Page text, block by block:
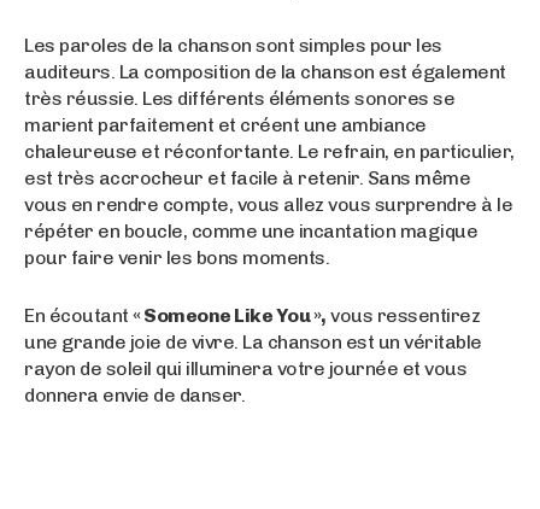
Les paroles de la chanson sont simples pour les
auditeurs. La composition de la chanson est également
très réussie. Les différents éléments sonores se
marient parfaitement et créent une ambiance
chaleureuse et réconfortante. Le refrain, en particulier,
est très accrocheur et facile à retenir. Sans même
vous en rendre compte, vous allez vous surprendre à le
répéter en boucle, comme une incantation magique
pour faire venir les bons moments.
En écoutant « Someone Like You », vous ressentirez
une grande joie de vivre. La chanson est un véritable
rayon de soleil qui illuminera votre journée et vous
donnera envie de danser.